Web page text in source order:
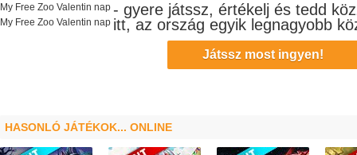
My Free Zoo Valentin nap - gyere játssz, értékelj és tedd
itt, az ország egyik legnagyobb
My Free Zoo Valentin nap
Játssz most ingyen!
HASONLÓ JÁTÉKOK... ONLINE